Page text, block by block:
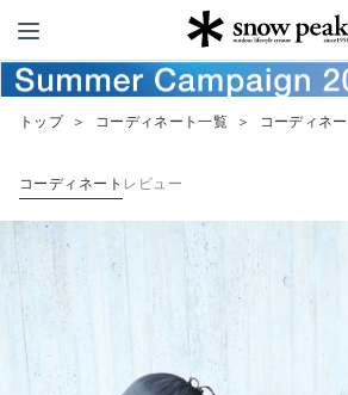
Snow Peak
トップ ＞ コーディネート一覧 ＞ コーディネ
コーディネート レビュー